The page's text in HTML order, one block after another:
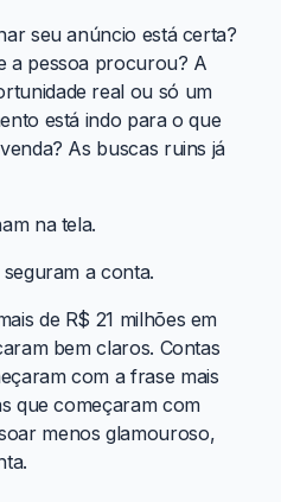
seu anúncio está certa?
a pessoa procurou? A
real ou só um
está indo para o que
As buscas ruins já
na tela.
a conta.
de R$ 21 milhões em
bem claros. Contas
com a frase mais
que começaram com
menos glamouroso,